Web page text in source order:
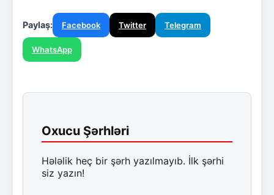
Paylaş: Facebook Twitter Telegram
WhatsApp
Oxucu Şərhləri
Hələlik heç bir şərh yazılmayıb. İlk şərhi
siz yazın!